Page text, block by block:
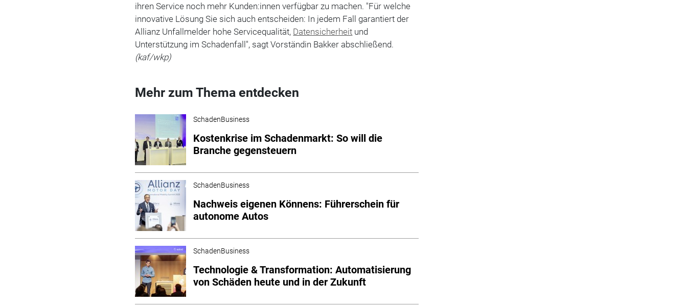
ihren Service noch mehr Kunden:innen verfügbar zu machen. "Für welche
innovative Lösung Sie sich auch entscheiden: In jedem Fall garantiert der
Allianz Unfallmelder hohe Servicequalität, Datensicherheit und
Unterstützung im Schadenfall", sagt Vorständin Bakker abschließend.
(kaf/wkp)
Mehr zum Thema entdecken
SchadenBusiness
Kostenkrise im Schadenmarkt: So will die
Branche gegensteuern
SchadenBusiness
Nachweis eigenen Könnens: Führerschein für
autonome Autos
SchadenBusiness
Technologie & Transformation: Automatisierung
von Schäden heute und in der Zukunft